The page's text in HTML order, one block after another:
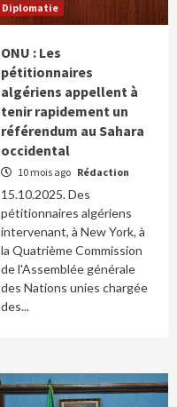
Diplomatie
ONU : Les
pétitionnaires
algériens appellent à
tenir rapidement un
référendum au Sahara
occidental
10 mois ago Rédaction
15.10.2025. Des
pétitionnaires algériens
intervenant, à New York, à
la Quatrième Commission
de l'Assemblée générale
des Nations unies chargée
des...